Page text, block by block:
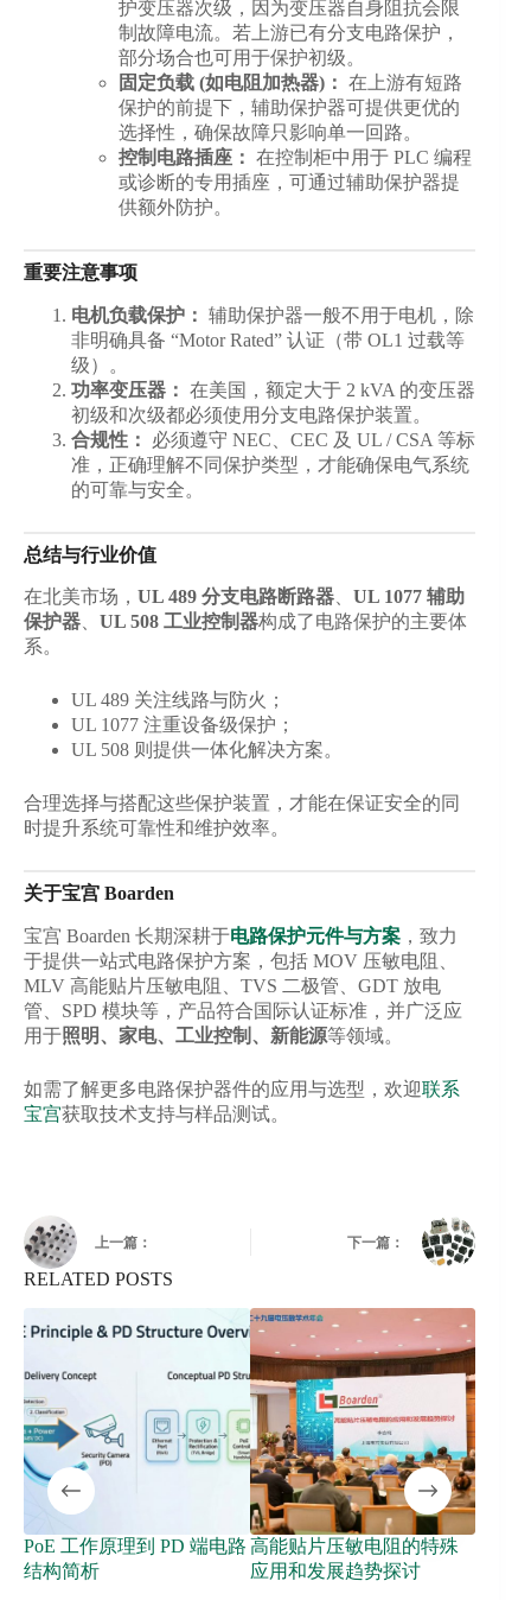
护变压器次级，因为变压器自身阻抗会限
制故障电流。若上游已有分支电路保护，
部分场合也可用于保护初级。
固定负载 (如电阻加热器)： 在上游有短路
保护的前提下，辅助保护器可提供更优的
选择性，确保故障只影响单一回路。
控制电路插座： 在控制柜中用于 PLC 编程
或诊断的专用插座，可通过辅助保护器提
供额外防护。
重要注意事项
电机负载保护： 辅助保护器一般不用于电机，除
非明确具备 “Motor Rated” 认证（带 OL1 过载等
级）。
功率变压器： 在美国，额定大于 2 kVA 的变压器
初级和次级都必须使用分支电路保护装置。
合规性：
必须遵守 NEC、CEC 及 UL / CSA 等标
准，正确理解不同保护类型，才能确保电气系统
的可靠与安全。
总结与行业价值
在北美市场， UL 489 分支电路断路器、 UL 1077 辅助
保护器、 UL 508 工业控制器构成了电路保护的主要体
系。
UL 489 关注线路与防火；
UL 1077 注重设备级保护；
UL 508 则提供一体化解决方案。
合理选择与搭配这些保护装置，才能在保证安全的同
时提升系统可靠性和维护效率。
关于宝宫 Boarden
宝宫 Boarden 长期深耕于电路保护元件与方案 ，致力
于提供一站式电路保护方案，包括 MOV 压敏电阻、
MLV 高能贴片压敏电阻、TVS 二极管、GDT 放电
管、SPD 模块等，产品符合国际认证标准，并广泛应
用于照明、家电、工业控制、新能源等领域。
如需了解更多电路保护器件的应用与选型，欢迎联系
宝宫获取技术支持与样品测试。
上一篇： 下一篇：
RELATED POSTS
PoE 工作原理到 PD 端电路
结构简析
高能贴片压敏电阻的特殊
应用和发展趋势探讨